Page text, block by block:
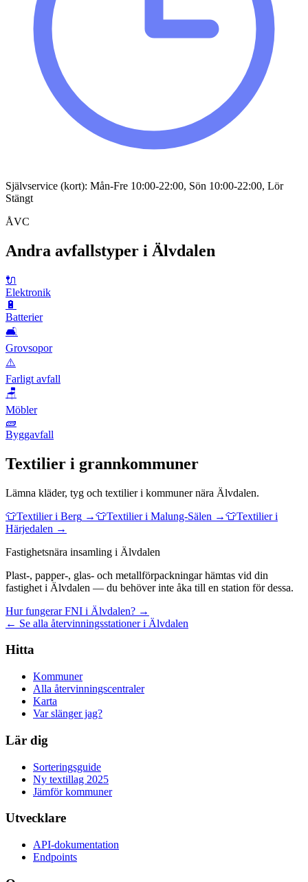
Självservice (kort): Mån-Fre 10:00-22:00, Sön 10:00-22:00, Lör
Stängt
ÅVC
Andra avfallstyper i Älvdalen
🔌
Elektronik
🔋
Batterier
🛋️
Grovsopor
⚠️
Farligt avfall
🪑
Möbler
🧱
Byggavfall
Textilier i grannkommuner
Lämna kläder, tyg och textilieri kommuner nära Älvdalen.
👕Textilieri Berg →👕Textilieri Malung-Sälen →👕Textilieri
Härjedalen →
Fastighetsnära insamling i Älvdalen
Plast-, papper-, glas- och metallförpackningar hämtas vid din
fastighet i Älvdalen — du behöver inte åka till en station för dessa.
Hur fungerar FNI i Älvdalen? →
← Se alla återvinningsstationer i Älvdalen
Hitta
Kommuner
Alla återvinningscentraler
Karta
Var slänger jag?
Lär dig
Sorteringsguide
Ny textillag 2025
Jämför kommuner
Utvecklare
API-dokumentation
Endpoints